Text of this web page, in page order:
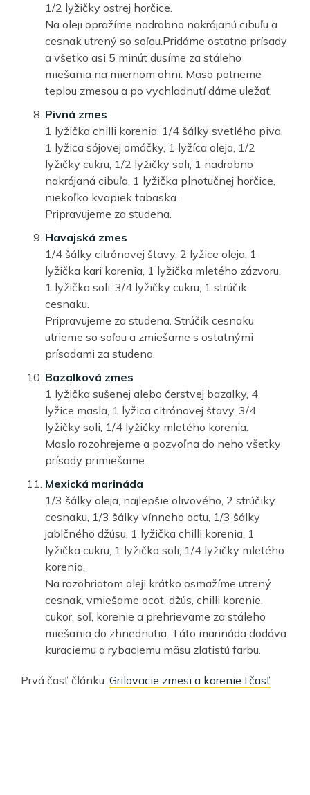
1/2 lyžičky ostrej horčice.
Na oleji opražíme nadrobno nakrájanú cibuľu a
cesnak utrený so soľou.Pridáme ostatno prísady
a všetko asi 5 minút dusíme za stáleho
miešania na miernom ohni. Mäso potrieme
teplou zmesou a po vychladnutí dáme uležať.
Pivná zmes
1 lyžička chilli korenia, 1/4 šálky svetlého piva,
1 lyžica sójovej omáčky, 1 lyžíca oleja, 1/2
lyžičky cukru, 1/2 lyžičky soli, 1 nadrobno
nakrájaná cibuľa, 1 lyžička plnotučnej horčice,
niekoľko kvapiek tabaska.
Pripravujeme za studena.
Havajská zmes
1/4 šálky citrónovej šťavy, 2 lyžice oleja, 1
lyžička kari korenia, 1 lyžička mletého zázvoru,
1 lyžička soli, 3/4 lyžičky cukru, 1 strúčik
cesnaku.
Pripravujeme za studena. Strúčik cesnaku
utrieme so soľou a zmiešame s ostatnými
prísadami za studena.
Bazalková zmes
1 lyžička sušenej alebo čerstvej bazalky, 4
lyžice masla, 1 lyžica citrónovej šťavy, 3/4
lyžičky soli, 1/4 lyžičky mletého korenia.
Maslo rozohrejeme a pozvoľna do neho všetky
prísady primiešame.
Mexická marináda
1/3 šálky oleja, najlepšie olivového, 2 strúčiky
cesnaku, 1/3 šálky vínneho octu, 1/3 šálky
jablčného džúsu, 1 lyžička chilli korenia, 1
lyžička cukru, 1 lyžička soli, 1/4 lyžičky mletého
korenia.
Na rozohriatom oleji krátko osmažíme utrený
cesnak, vmiešame ocot, džús, chilli korenie,
cukor, soľ, korenie a prehrievame za stáleho
miešania do zhnednutia. Táto marináda dodáva
kuraciemu a rybaciemu mäsu zlatistú farbu.
Prvá časť článku: Grilovacie zmesi a korenie I.časť